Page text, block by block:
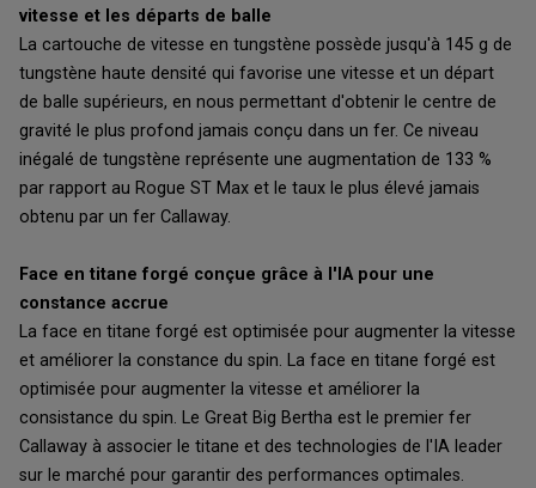
vitesse et les départs de balle
La cartouche de vitesse en tungstène possède jusqu'à 145 g de
tungstène haute densité qui favorise une vitesse et un départ
de balle supérieurs, en nous permettant d'obtenir le centre de
gravité le plus profond jamais conçu dans un fer. Ce niveau
inégalé de tungstène représente une augmentation de 133 %
par rapport au Rogue ST Max et le taux le plus élevé jamais
obtenu par un fer Callaway.
Face en titane forgé conçue grâce à l'IA pour une
constance accrue
La face en titane forgé est optimisée pour augmenter la vitesse
et améliorer la constance du spin. La face en titane forgé est
optimisée pour augmenter la vitesse et améliorer la
consistance du spin. Le Great Big Bertha est le premier fer
Callaway à associer le titane et des technologies de l'IA leader
sur le marché pour garantir des performances optimales.